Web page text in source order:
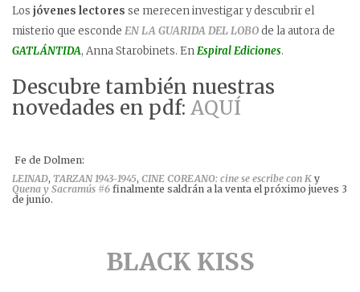
Los jóvenes lectores se merecen investigar y descubrir el
misterio que esconde EN LA GUARIDA DEL LOBOde la autora de
GATLÁNTIDA, Anna Starobinets. EnEspiral Ediciones.
Descubre también nuestras
novedades en pdf: AQUÍ
Fe de Dolmen:
LEINAD, TARZAN 1943-1945, CINE COREANO: cine se escribe con K y
Quena y Sacramús #6 finalmente saldrán a la venta el próximo jueves 3
de junio.
BLACK KISS